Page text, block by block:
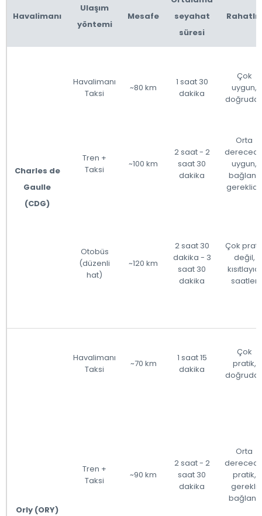
Havalimanı
Ulaşım
yöntemi
Mesafe
seyahat
süresi
Rahatlık
Charles de
Gaulle
(CDG)
Havalimanı
Taksi
~80 km
1 saat 30
dakika
Çok
uygun,
Tren +
Taksi
~100 km
2 saat - 2
saat 30
dakika
Orta
uygun,
bağlantı
gereklidir
Otobüs
(düzenli
hat)
~120 km
2 saat 30
dakika - 3
saat 30
dakika
Çok
değil,
kısıtlayıcı
saatler
Orly (ORY)
Havalimanı
Taksi
~70 km
1 saat 15
dakika
Çok
pratik,
Tren +
Taksi
~90 km
2 saat - 2
saat 30
dakika
Orta
pratik,
gerekli
bağlantı